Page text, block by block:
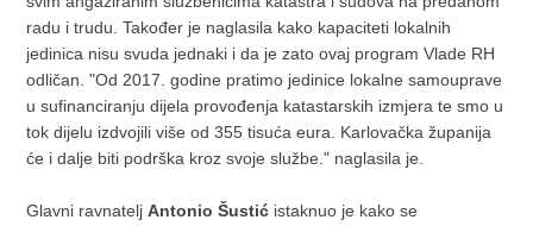
radu i trudu. Također je naglasila kako kapaciteti lokalnih
jedinica nisu svuda jednaki i da je zato ovaj program Vlade RH
odličan. "Od 2017. godine pratimo jedinice lokalne samouprave
u sufinanciranju dijela provođenja katastarskih izmjera te smo u
tok dijelu izdvojili više od 355 tisuća eura. Karlovačka županija
će i dalje biti podrška kroz svoje službe." naglasila je.
Glavni ravnateljAntonio Šustić istaknuo je kako se